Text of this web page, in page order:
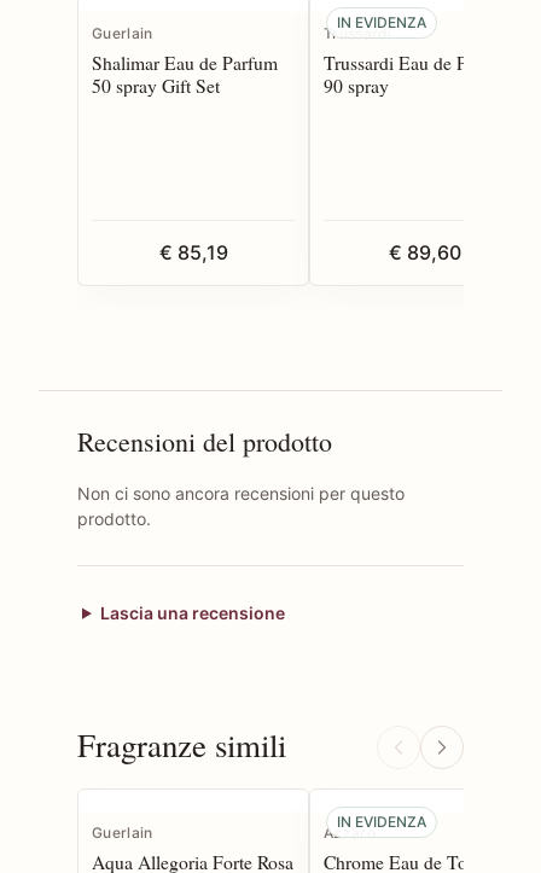
Guerlain
Shalimar Eau de Parfum
50 spray Gift Set
€ 85,19
IN EVIDENZA
Trussardi
Trussardi Eau de Parfum
90 spray
€ 89,60
Recensioni del prodotto
Non ci sono ancora recensioni per questo
prodotto.
Lascia una recensione
Fragranze simili
Guerlain
Aqua Allegoria Forte Rosa
IN EVIDENZA
Azzaro
Chrome Eau de Toilette